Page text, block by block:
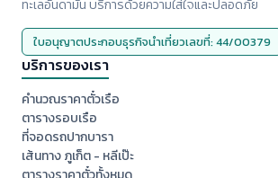
ทะเลอันดามัน บริการด้วยความใส่ใจและปลอดภัย
ใบอนุญาตประกอบธุรกิจนำเที่ยวเลขที่: 44/00379
บริการของเรา
คำนวณราคาตั๋วเรือ
ตารางรอบเรือ
ที่จอดรถปากบารา
เส้นทาง ภูเก็ต - หลีเป๊ะ